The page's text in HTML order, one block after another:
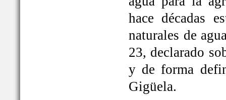
hace décadas
naturales de
23, declarado
y de forma
Gigüela.